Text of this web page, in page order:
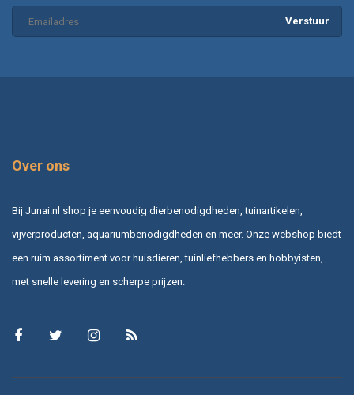
Verstuur
Over ons
Bij Junai.nl shop je eenvoudig dierbenodigdheden, tuinartikelen,
vijverproducten, aquariumbenodigdheden en meer. Onze webshop biedt
een ruim assortiment voor huisdieren, tuinliefhebbers en hobbyisten,
met snelle levering en scherpe prijzen.